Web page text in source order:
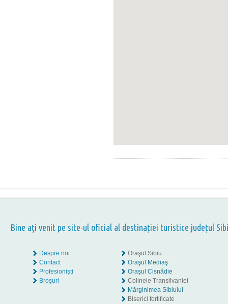
Bine aţi venit pe site-ul oficial al destinației turistice județul
Despre noi
Contact
Profesionişti
Broşuri
Oraşul Sibiu
Oraşul Mediaş
Oraşul Cisnădie
Colinele Transilvaniei
Mărginimea Sibiului
Biserici fortificate